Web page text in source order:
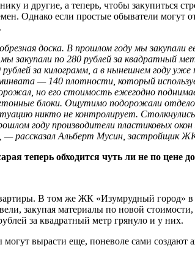
и другие, а теперь, чтобы закупиться
Однако если простые обыватели могут
доска. В прошлом году мы
закупали по 280 рублей за квадратный
за килограмм, а в нынешнем году
— 140 плотности, который
но его стоимость ежегодно
блоки. Ощутимо подорожали
никто не контролирует.
году производители пластиковых
— рассказал Альберт Мусин, застройщик
В том же ЖК «Изумрудный город» в
закупая материалы по новой
за квадратный метр грянуло и у них.
вырасти еще, поневоле сами